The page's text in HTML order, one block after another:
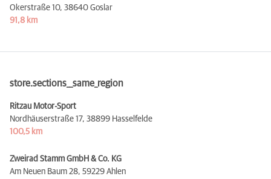
Okerstraße 10, 38640 Goslar
91,8 km
store.sections__same_region
Ritzau Motor-Sport
Nordhäuserstraße 17, 38899 Hasselfelde
100,5 km
Zweirad Stamm GmbH & Co. KG
Am Neuen Baum 28, 59229 Ahlen